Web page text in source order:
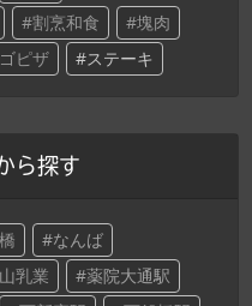
割烹和食
塊肉
ピザ ステーキ
ら探す
なんば
乳業
薬院大通駅